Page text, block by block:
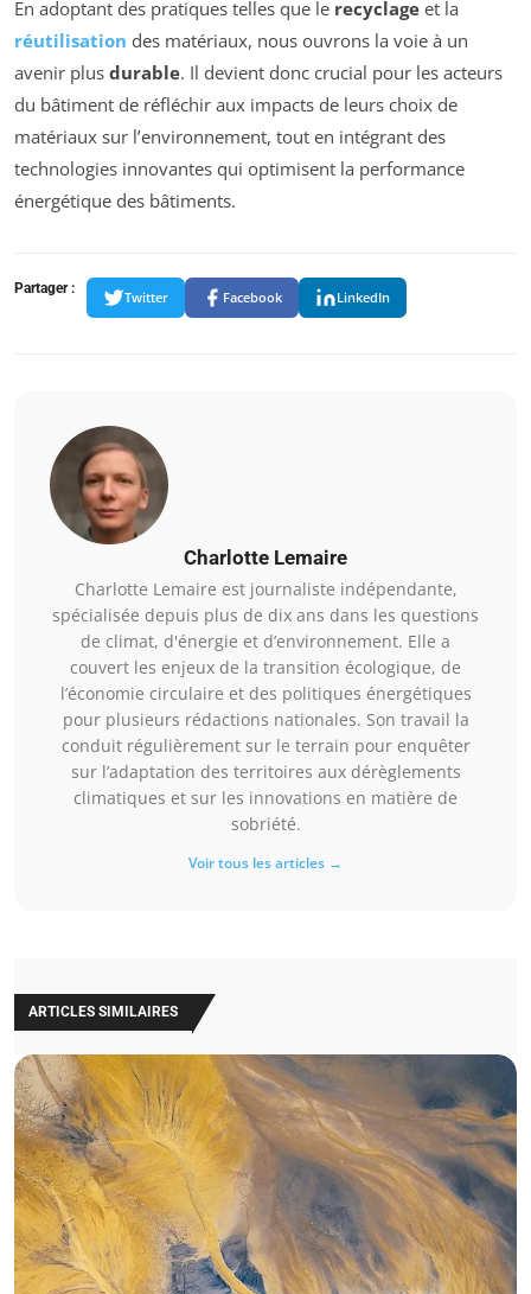
En adoptant des pratiques telles que le recyclage et la
réutilisation des matériaux, nous ouvrons la voie à un
avenir plus durable. Il devient donc crucial pour les acteurs
du bâtiment de réfléchir aux impacts de leurs choix de
matériaux sur l’environnement, tout en intégrant des
technologies innovantes qui optimisent la performance
énergétique des bâtiments.
Partager :
Twitter Facebook LinkedIn
Charlotte Lemaire
Charlotte Lemaire est journaliste indépendante,
spécialisée depuis plus de dix ans dans les questions
de climat, d'énergie et d’environnement. Elle a
couvert les enjeux de la transition écologique, de
l’économie circulaire et des politiques énergétiques
pour plusieurs rédactions nationales. Son travail la
conduit régulièrement sur le terrain pour enquêter
sur l’adaptation des territoires aux dérèglements
climatiques et sur les innovations en matière de
sobriété.
Voir tous les articles →
ARTICLES SIMILAIRES